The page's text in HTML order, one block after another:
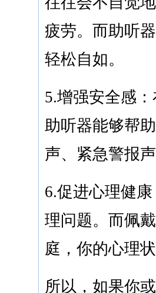
疲劳。而助听
轻松自如。
5.增强安全感
助听器能够帮
声、紧急警报
6.促进心理健
理问题。而佩
庭，你的心理
所以，如果你